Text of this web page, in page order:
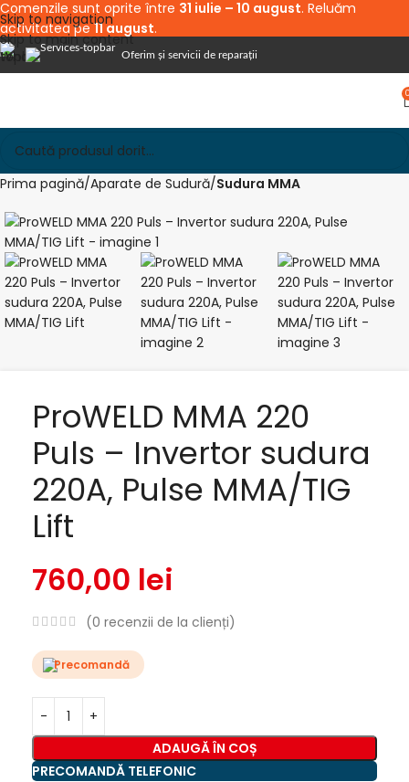
Skip to navigation
Skip to main content
Oferim și servicii de reparații
Prima pagină Aparate de Sudură Sudura MMA
ProWELD MMA 220
Puls – Invertor sudura
220A, Pulse MMA/TIG
Lift
760,00 lei
(0 recenzii de la clienți)
Precomandă
ADAUGĂ ÎN COȘ
PRECOMANDĂ TELEFONIC
Comenzile sunt oprite între 31 iulie – 10 august. Reluăm
activitatea pe11 august.